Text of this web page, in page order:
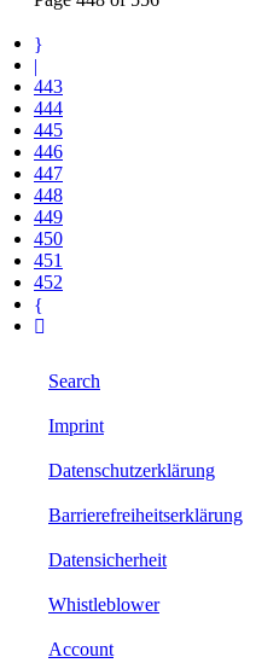
443
444
445
446
447
448
449
450
451
452
Search
Imprint
Datenschutzerklärung
Barrierefreiheitserklärung
Datensicherheit
Whistleblower
Account